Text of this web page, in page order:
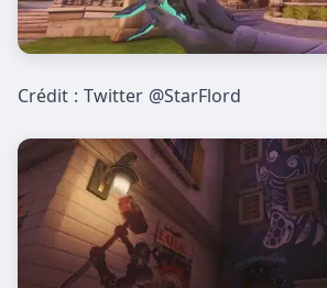
Crédit : Twitter @StarFlord